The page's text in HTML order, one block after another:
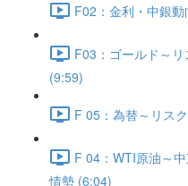
F02：金利・中銀
F03：ゴールド～
(9:59)
F 05：為替～リス
F 04：WTI原油～
情勢 (6:04)